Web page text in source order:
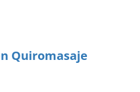
Quiromasaje